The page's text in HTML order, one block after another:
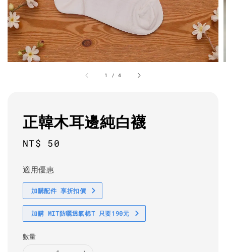
1 /4
正韓木耳邊純白襪
Regular
NT$ 50
適用優惠
加購配件 享折扣價
加購 MIT防曬透氣棉T 只要190元
數量